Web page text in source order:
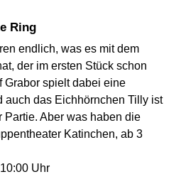
Ring
endlich, was es mit dem
der im ersten Stück schon
Grabor spielt dabei eine
auch das Eichhörnchen Tilly ist
Partie. Aber was haben die
Katinchen, ab 3
Uhr